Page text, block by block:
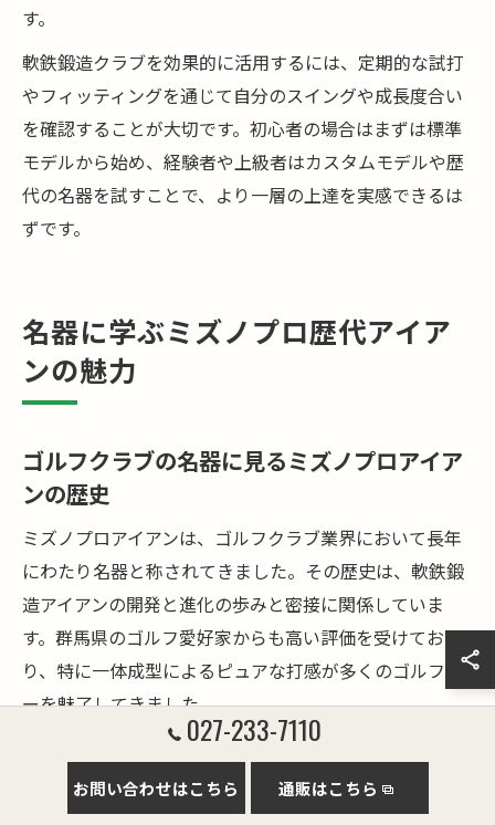
す。
軟鉄鍛造クラブを効果的に活用するには、定期的な試打
やフィッティングを通じて自分のスイングや成長度合い
を確認することが大切です。初心者の場合はまずは標準
モデルから始め、経験者や上級者はカスタムモデルや歴
代の名器を試すことで、より一層の上達を実感できるは
ずです。
名器に学ぶミズノプロ歴代アイア
ンの魅力
ゴルフクラブの名器に見るミズノプロアイア
ンの歴史
ミズノプロアイアンは、ゴルフクラブ業界において長年
にわたり名器と称されてきました。その歴史は、軟鉄鍛
造アイアンの開発と進化の歩みと密接に関係していま
す。群馬県のゴルフ愛好家からも高い評価を受けてお
り、特に一体成型によるピュアな打感が多くのゴルファ
ーを魅了してきました。
ミズノプロアイアンの特徴として、S20CやS25Cといった
高品質な軟鉄素材を使用し、グレインフローフォージド
製法による精密な鍛造技術を採用しています。そのた
027-233-7110
お問い合わせはこちら 通販はこちら